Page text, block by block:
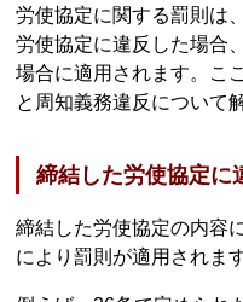
労使協定に関する罰則は
労使協定に違反した場合
場合に適用されます。こ
と周知義務違反について
締結した労使協定に
締結した労使協定の内容
により罰則が適用されます